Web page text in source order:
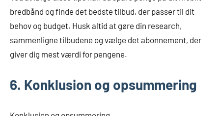
bredbånd og finde det bedste tilbud, der passer til dit
behov og budget. Husk altid at gøre din research,
sammenligne tilbudene og vælge det abonnement, der
giver dig mest værdi for pengene.
6. Konklusion og opsummering